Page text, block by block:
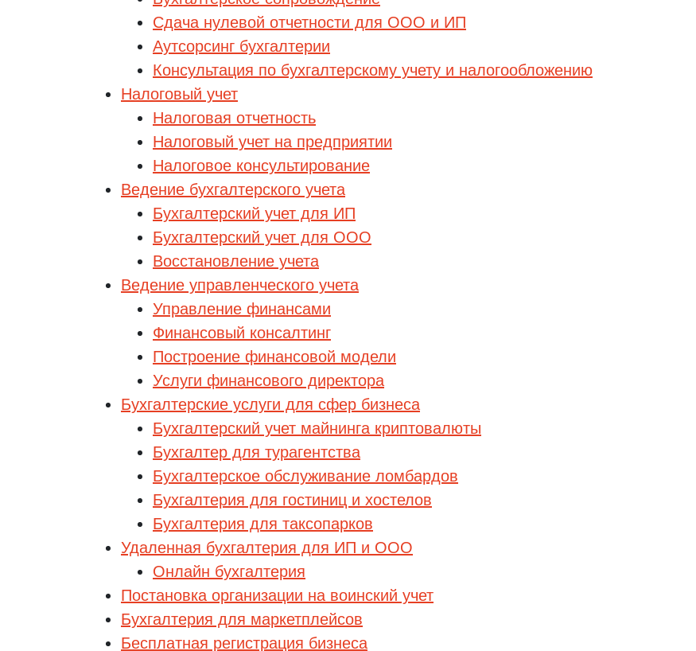
Сдача нулевой отчетности для ООО и ИП
Аутсорсинг бухгалтерии
Консультация по бухгалтерскому учету и налогообложению
Налоговый учет
Налоговая отчетность
Налоговый учет на предприятии
Налоговое консультирование
Ведение бухгалтерского учета
Бухгалтерский учет для ИП
Бухгалтерский учет для ООО
Восстановление учета
Ведение управленческого учета
Управление финансами
Финансовый консалтинг
Построение финансовой модели
Услуги финансового директора
Бухгалтерские услуги для сфер бизнеса
Бухгалтерский учет майнинга криптовалюты
Бухгалтер для турагентства
Бухгалтерское обслуживание ломбардов
Бухгалтерия для гостиниц и хостелов
Бухгалтерия для таксопарков
Удаленная бухгалтерия для ИП и ООО
Онлайн бухгалтерия
Постановка организации на воинский учет
Бухгалтерия для маркетплейсов
Бесплатная регистрация бизнеса
Введите ваш номер телефона и мы вам перезвоним!
Нажимая кнопку отправить я
Принимаю
ДаюСогласие на обработку персональных данных